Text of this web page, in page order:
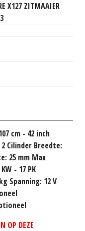
X127 ZITMAAIER
cm - 42 inch
Cilinder Breedte:
25 mm Max
- 17 PK
Spanning: 12 V
OP DEZE